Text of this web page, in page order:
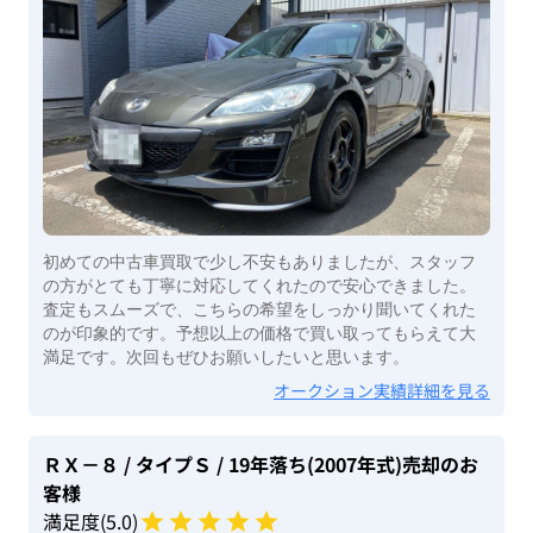
初めての中古車買取で少し不安もありましたが、スタッフ
の方がとても丁寧に対応してくれたので安心できました。
査定もスムーズで、こちらの希望をしっかり聞いてくれた
のが印象的です。予想以上の価格で買い取ってもらえて大
満足です。次回もぜひお願いしたいと思います。
オークション実績詳細を見る
ＲＸ－８ / タイプＳ / 19年落ち(2007年式)売却のお
客様
満足度(5.0)